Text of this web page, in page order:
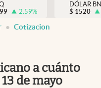
México
2.59%
DÓLAR
$ 1520
Cotizacion
a cuánto
de mayo